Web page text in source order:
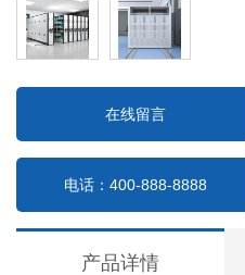
在线留言
电话：400-888-8888
产品详情